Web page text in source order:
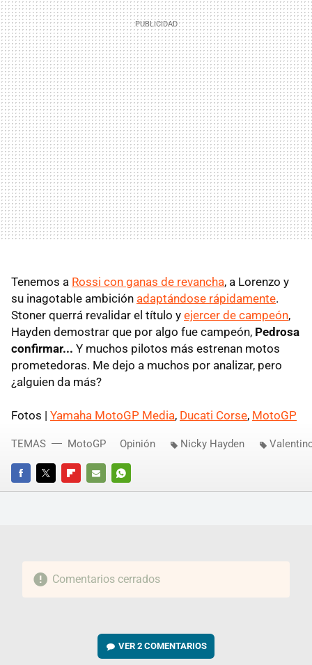
Tenemos a Rossi con ganas de revancha, a Lorenzo y
su inagotable ambición adaptándose rápidamente.
Stoner querrá revalidar el título y ejercer de campeón,
Hayden demostrar que por algo fue campeón, Pedrosa
confirmar... Y muchos pilotos más estrenan motos
prometedoras. Me dejo a muchos por analizar, pero
¿alguien da más?
Fotos | Yamaha MotoGP Media, Ducati Corse, MotoGP
FACEBOOKTWITTERFLIPBOARD
E-
WHATSAPP
TEMAS MotoGP Opinión Nicky Hayden
Comentarios cerrados
VER2 COMENTARIOS